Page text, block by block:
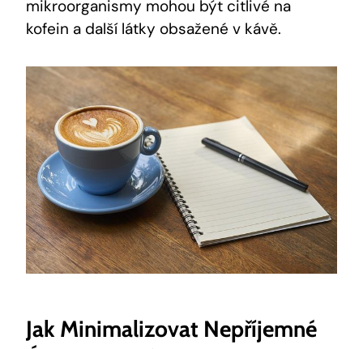
mikroorganismy mohou být citlivé na
kofein a další látky obsažené v kávě.
Jak Minimalizovat Nepříjemné